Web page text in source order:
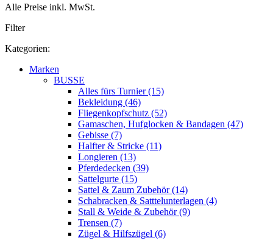
Alle Preise inkl. MwSt.
Filter
Kategorien:
Marken
BUSSE
Alles fürs Turnier (15)
Bekleidung (46)
Fliegenkopfschutz (52)
Gamaschen, Hufglocken & Bandagen (47)
Gebisse (7)
Halfter & Stricke (11)
Longieren (13)
Pferdedecken (39)
Sattelgurte (15)
Sattel & Zaum Zubehör (14)
Schabracken & Satttelunterlagen (4)
Stall & Weide & Zubehör (9)
Trensen (7)
Zügel & Hilfszügel (6)